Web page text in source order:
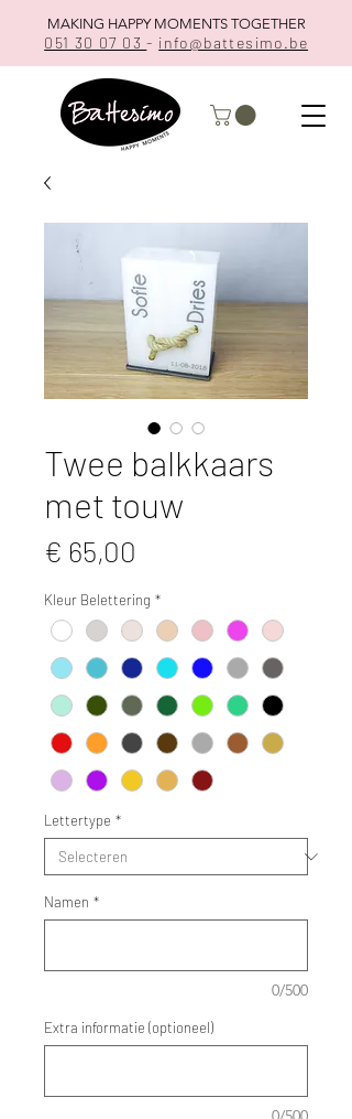
MAKING HAPPY MOMENTS TOGETHER
051 30 07 03- info@battesimo.be
Twee balkkaars
met touw
€ 65,00
Kleur Belettering *
Lettertype *
Namen *
0/500
Extra informatie (optioneel)